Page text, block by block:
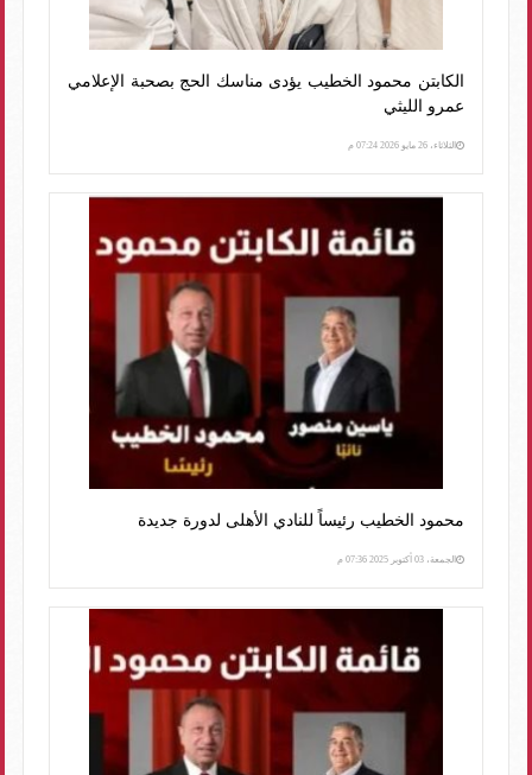
الكابتن محمود الخطيب يؤدى مناسك الحج بصحبة الإعلامي
عمرو الليثي
الثلاثاء، 26 مايو 2026 07:24 م
محمود الخطيب رئيساً للنادي الأهلى لدورة جديدة
الجمعة، 03 أكتوبر 2025 07:36 م